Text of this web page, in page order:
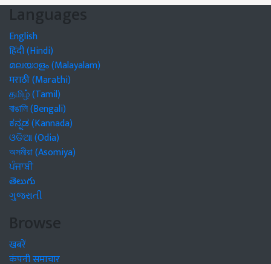
Languages
English
हिंदी (Hindi)
മലയാളം (Malayalam)
मराठी (Marathi)
தமிழ் (Tamil)
বাঙালি (Bengali)
ಕನ್ನಡ (Kannada)
ଓଡିଆ (Odia)
অসমীয়া (Asomiya)
ਪੰਜਾਬੀ
తెలుగు
ગુજરાતી
Browse
खबरें
कंपनी समाचार